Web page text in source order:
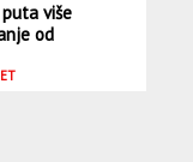
više
od